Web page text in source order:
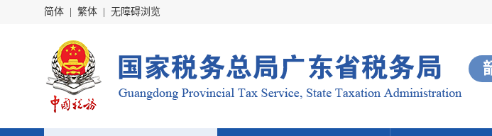
简体 繁体 无障碍浏览